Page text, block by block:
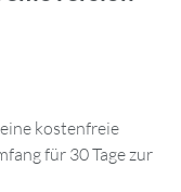
kostenfreie
für 30 Tage zur